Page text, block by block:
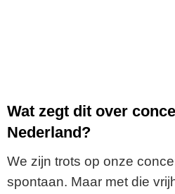
Wat zegt dit over
Nederland?
We zijn trots op onze
spontaan. Maar met die